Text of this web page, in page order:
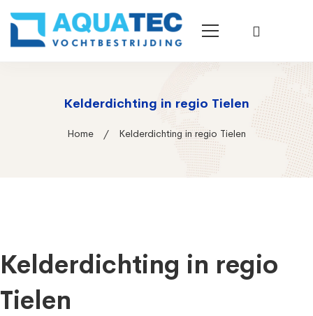
Kelderdichting in regio Tielen
Home Kelderdichting in regio Tielen
Kelderdichting in regio
Tielen